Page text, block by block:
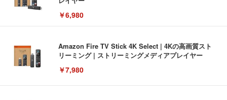
￥6,980
Amazon Fire TV Stick 4K Select | 4Kの高画質スト
リーミング | ストリーミングメディアプレイヤー
￥7,980